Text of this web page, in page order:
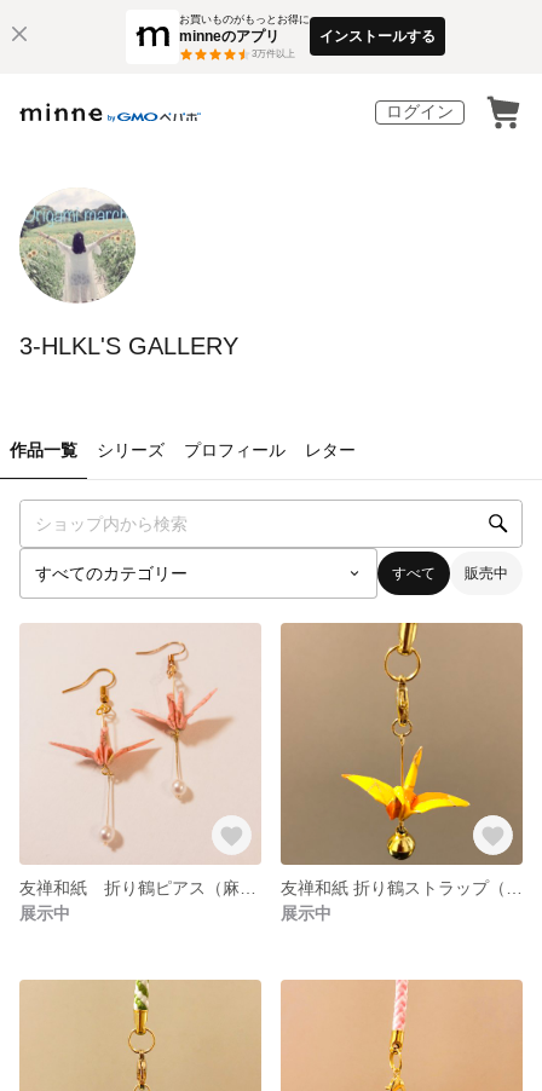
お買いものがもっとお得に
minneのアプリ
3万件以上
インストールする
ログイン
3-HLKL'S GALLERY
作品一覧 シリーズ プロフィール レター
すべて 販売中
展示中
展示中